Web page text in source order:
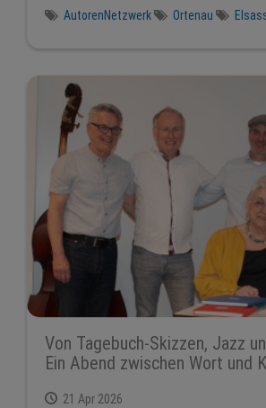
AutorenNetzwerk
Ortenau
Von Tagebuch-Skizzen, Jazz
Ein Abend zwischen Wort und
21 Apr 2026